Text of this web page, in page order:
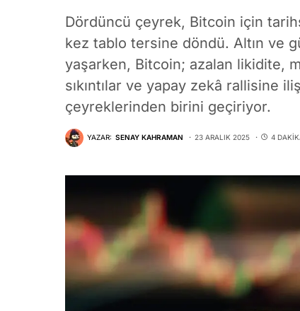
Dördüncü çeyrek, Bitcoin için
kez tablo tersine döndü. Altın ve
yaşarken, Bitcoin; azalan likidite,
sıkıntılar ve yapay zekâ rallisine
çeyreklerinden birini geçiriyor.
YAZAR: SENAY KAHRAMAN 23 ARALIK 2025 4